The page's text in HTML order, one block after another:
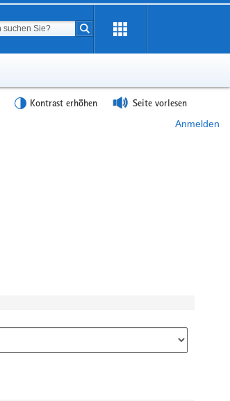
Suchbegriff
Suche starten
Kontrast erhöhen Seite vorlesen
Anmelden